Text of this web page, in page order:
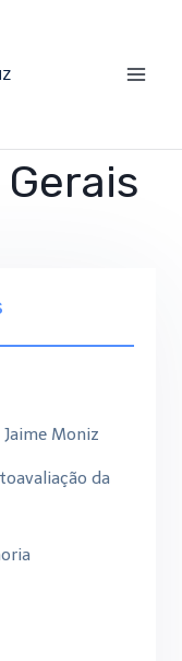
Moniz
da